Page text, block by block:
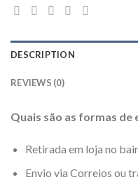
DESCRIPTION
REVIEWS (0)
Quais são as formas de
Retirada em loja no
Envio via Correios ou